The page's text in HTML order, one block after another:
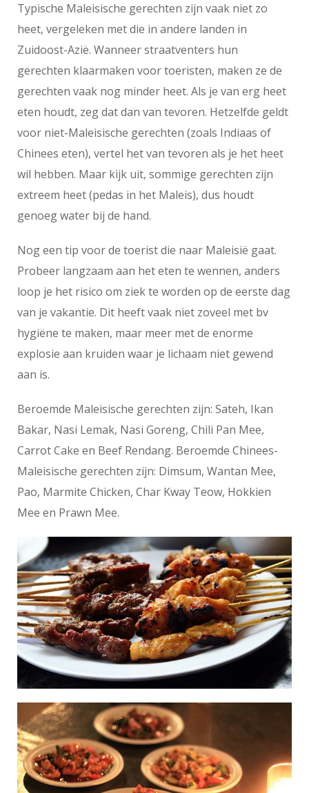
Typische Maleisische gerechten zijn vaak niet zo
heet, vergeleken met die in andere landen in
Zuidoost-Azië. Wanneer straatventers hun
gerechten klaarmaken voor toeristen, maken ze de
gerechten vaak nog minder heet. Als je van erg heet
eten houdt, zeg dat dan van tevoren. Hetzelfde geldt
voor niet-Maleisische gerechten (zoals Indiaas of
Chinees eten), vertel het van tevoren als je het heet
wil hebben. Maar kijk uit, sommige gerechten zijn
extreem heet (pedas in het Maleis), dus houdt
genoeg water bij de hand.
Nog een tip voor de toerist die naar Maleisië gaat.
Probeer langzaam aan het eten te wennen, anders
loop je het risico om ziek te worden op de eerste dag
van je vakantie. Dit heeft vaak niet zoveel met bv
hygiëne te maken, maar meer met de enorme
explosie aan kruiden waar je lichaam niet gewend
aan is.
Beroemde Maleisische gerechten zijn: Sateh, Ikan
Bakar, Nasi Lemak, Nasi Goreng, Chili Pan Mee,
Carrot Cake en Beef Rendang. Beroemde Chinees-
Maleisische gerechten zijn: Dimsum, Wantan Mee,
Pao, Marmite Chicken, Char Kway Teow, Hokkien
Mee en Prawn Mee.